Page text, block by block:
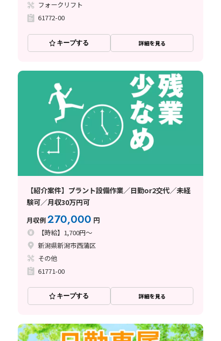
フォークリフト
61772-00
キープする 詳細を見る
【紹介案件】プラント設備作業／日勤or2交代／未経
験可／月収30万円可
月収例270,000 円
【時給】1,700円～
新潟県新潟市西蒲区
その他
61771-00
キープする 詳細を見る